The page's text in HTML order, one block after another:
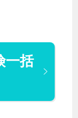
一括